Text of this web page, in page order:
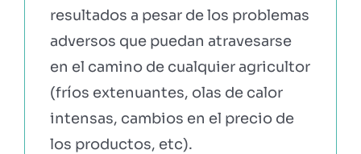
resultados a pesar de los problemas
adversos que puedan atravesarse
en el camino de cualquier agricultor
(fríos extenuantes, olas de calor
intensas, cambios en el precio de
los productos, etc).